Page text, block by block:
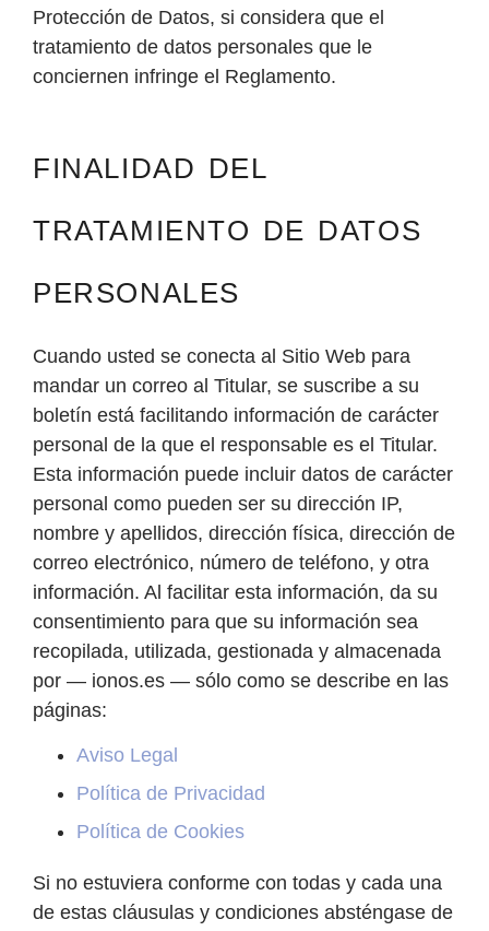
Protección de Datos, si considera que el
tratamiento de datos personales que le
conciernen infringe el Reglamento.
FINALIDAD DEL
TRATAMIENTO DE DATOS
PERSONALES
Cuando usted se conecta al Sitio Web para
mandar un correo al Titular, se suscribe a su
boletín está facilitando información de carácter
personal de la que el responsable es el Titular.
Esta información puede incluir datos de carácter
personal como pueden ser su dirección IP,
nombre y apellidos, dirección física, dirección de
correo electrónico, número de teléfono, y otra
información. Al facilitar esta información, da su
consentimiento para que su información sea
recopilada, utilizada, gestionada y almacenada
por — ionos.es — sólo como se describe en las
páginas:
Aviso Legal
Política de Privacidad
Política de Cookies
Si no estuviera conforme con todas y cada una
de estas cláusulas y condiciones absténgase de